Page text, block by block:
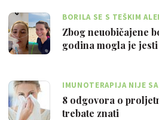
BORILA SE S TEŠKIM
Zbog neuobičajene
godina mogla je
IMUNOTERAPIJA NIJE
8 odgovora o
trebate znati